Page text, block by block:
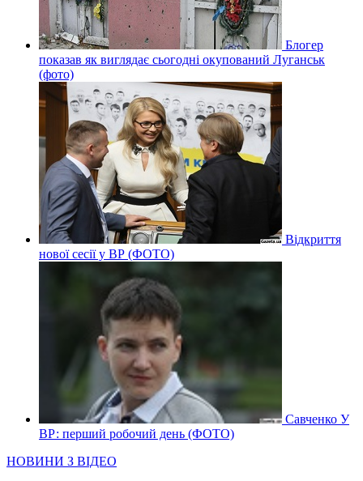
Блогер
показав як виглядає сьогодні окупований Луганськ
(фото)
Відкриття
нової сесії у ВР (ФОТО)
Савченко У
ВР: перший робочий день (ФОТО)
НОВИНИ З ВІДЕО